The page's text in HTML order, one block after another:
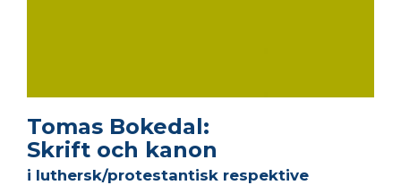
Tomas Bokedal:
Skrift och kanon
i luthersk/protestantisk respektive